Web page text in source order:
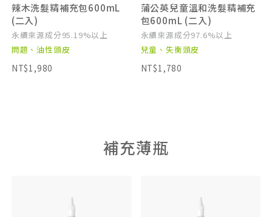
辣木洗髮精補充包600mL
(二入)
永續來源成分95.19%以上
問題、油性頭皮
NT$1,980
蒲公英兒童溫和洗髮精補充
包600mL (二入)
永續來源成分97.6%以上
兒童、失衡頭皮
NT$1,780
補充薄瓶